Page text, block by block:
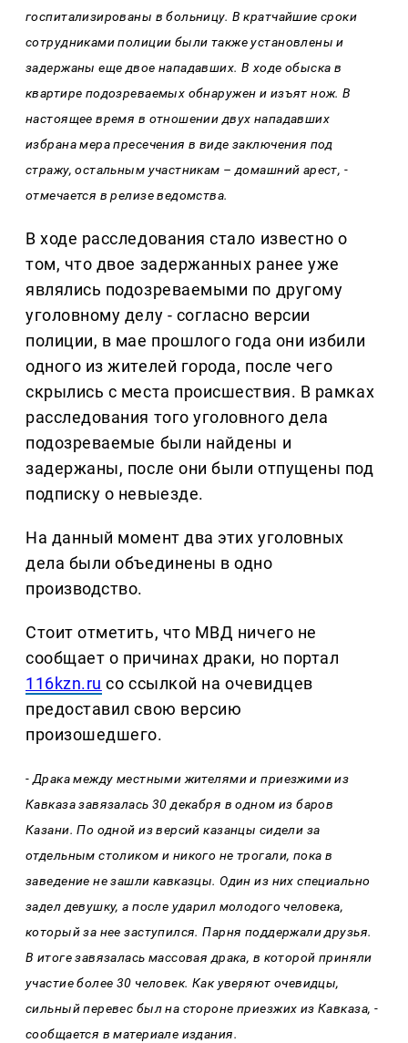
госпитализированы в больницу. В кратчайшие сроки
сотрудниками полиции были также установлены и
задержаны еще двое нападавших. В ходе обыска в
квартире подозреваемых обнаружен и изъят нож. В
настоящее время в отношении двух нападавших
избрана мера пресечения в виде заключения под
стражу, остальным участникам – домашний арест, -
отмечается в релизе ведомства.
В ходе расследования стало известно о
том, что двое задержанных ранее уже
являлись подозреваемыми по другому
уголовному делу - согласно версии
полиции, в мае прошлого года они избили
одного из жителей города, после чего
скрылись с места происшествия. В рамках
расследования того уголовного дела
подозреваемые были найдены и
задержаны, после они были отпущены под
подписку о невыезде.
На данный момент два этих уголовных
дела были объединены в одно
производство.
Стоит отметить, что МВД ничего не
сообщает о причинах драки, но портал
116kzn.ru со ссылкой на очевидцев
предоставил свою версию
произошедшего.
- Драка между местными жителями и приезжими из
Кавказа завязалась 30 декабря в одном из баров
Казани. По одной из версий казанцы сидели за
отдельным столиком и никого не трогали, пока в
заведение не зашли кавказцы. Один из них специально
задел девушку, а после ударил молодого человека,
который за нее заступился. Парня поддержали друзья.
В итоге завязалась массовая драка, в которой приняли
участие более 30 человек. Как уверяют очевидцы,
сильный перевес был на стороне приезжих из Кавказа, -
сообщается в материале издания.